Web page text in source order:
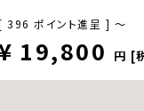
396 ポイント進呈 ] 〜
19,800